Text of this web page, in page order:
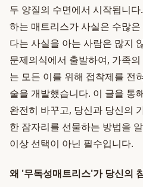
두 양질의 수면에서 시작됩니
하는 매트리스가 사실은 수많
다는 사실을 아는 사람은 많지
문제의식에서 출발하여, 가족
는 모든 이를 위해 접착제를 전
술을 개발했습니다. 이 글을 통
완전히 바꾸고, 당신과 당신의
한 잠자리를 선물하는 방법을
이상 선택이 아닌 필수입니다.
왜 '무독성매트리스'가 당신의